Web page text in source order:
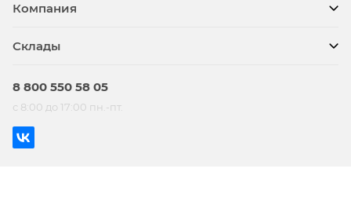
Компания
Склады
8 800 550 58 05
с 8:00 до 17:00 пн.-пт.